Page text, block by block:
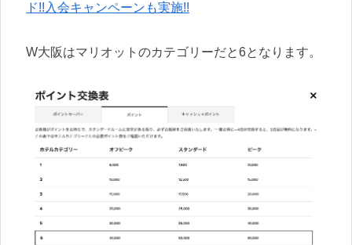
ド!!入会キャンペーンも実施!!
W大阪はマリオットのカテゴリーだと6となります。